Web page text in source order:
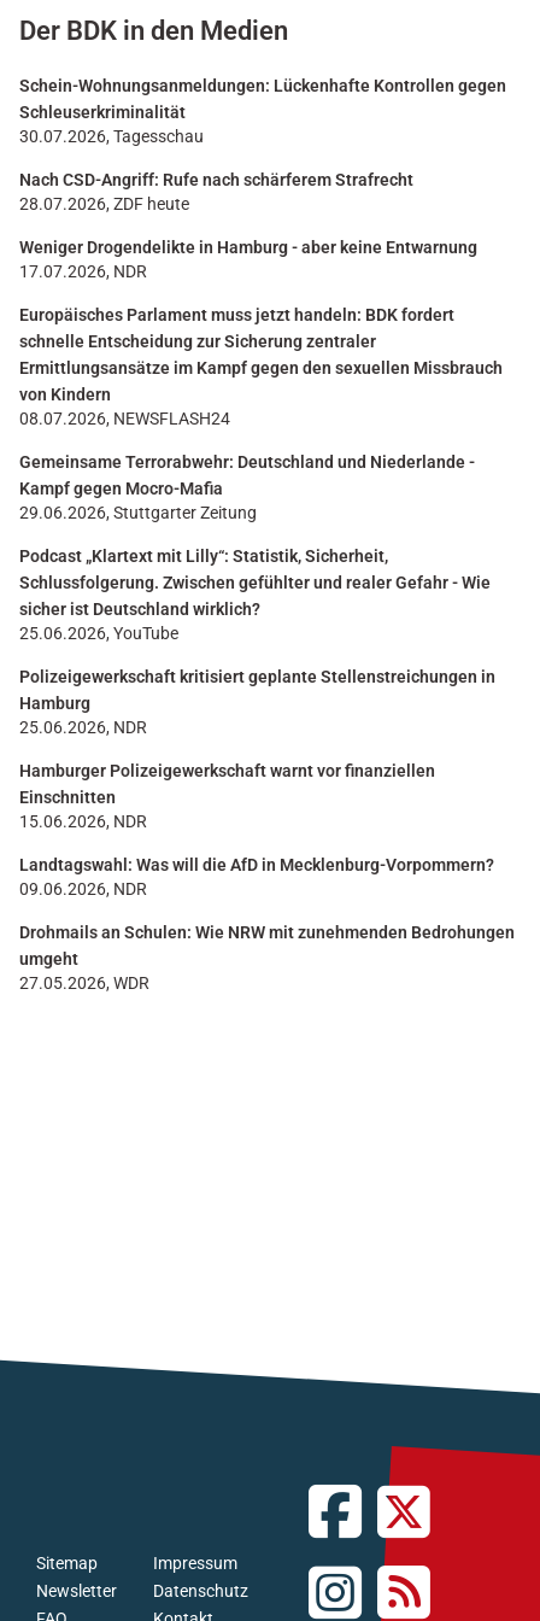
Der BDK in den Medien
Schein-Wohnungsanmeldungen: Lückenhafte Kontrollen gegen
Schleuserkriminalität
30.07.2026, Tagesschau
Nach CSD-Angriff: Rufe nach schärferem Strafrecht
28.07.2026, ZDF heute
Weniger Drogendelikte in Hamburg - aber keine Entwarnung
17.07.2026, NDR
Europäisches Parlament muss jetzt handeln: BDK fordert
schnelle Entscheidung zur Sicherung zentraler
Ermittlungsansätze im Kampf gegen den sexuellen Missbrauch
von Kindern
08.07.2026, NEWSFLASH24
Gemeinsame Terrorabwehr: Deutschland und Niederlande -
Kampf gegen Mocro-Mafia
29.06.2026, Stuttgarter Zeitung
Podcast „Klartext mit Lilly“: Statistik, Sicherheit,
Schlussfolgerung. Zwischen gefühlter und realer Gefahr - Wie
sicher ist Deutschland wirklich?
25.06.2026, YouTube
Polizeigewerkschaft kritisiert geplante Stellenstreichungen in
Hamburg
25.06.2026, NDR
Hamburger Polizeigewerkschaft warnt vor finanziellen
Einschnitten
15.06.2026, NDR
Landtagswahl: Was will die AfD in Mecklenburg-Vorpommern?
09.06.2026, NDR
Drohmails an Schulen: Wie NRW mit zunehmenden Bedrohungen
umgeht
27.05.2026, WDR
Newsletter
Sitemap
Datenschutz
Impressum